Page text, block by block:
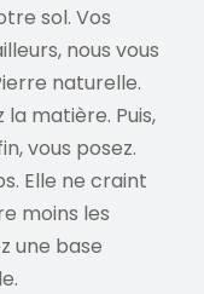
sol. Vos
nous vous
naturelle.
la matière. Puis,
vous posez.
Elle ne craint
moins les
une base